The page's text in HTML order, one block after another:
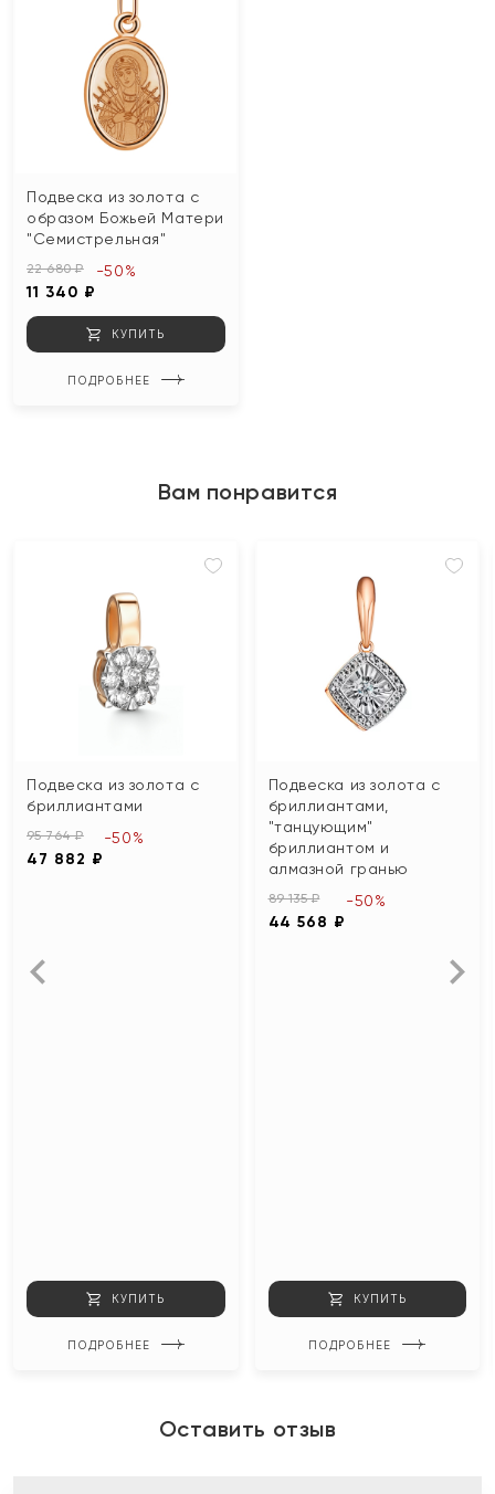
Подвеска из золота с
образом Божьей Матери
"Семистрельная"
22 680 ₽
11 340 ₽
-50%
КУПИТЬ
ПОДРОБНЕЕ
Вам понравится
Подвеска из золота с
бриллиантами
95 764 ₽
47 882 ₽
-50%
КУПИТЬ
ПОДРОБНЕЕ
Подвеска из золота с
бриллиантами,
"танцующим"
бриллиантом и
алмазной гранью
89 135 ₽
44 568 ₽
-50%
КУПИТЬ
ПОДРОБНЕЕ
Оставить отзыв